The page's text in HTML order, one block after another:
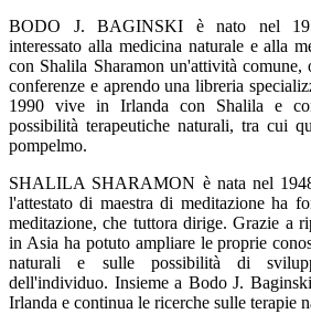
BODO J. BAGINSKI è nato nel
interessato alla medicina naturale e alla
con Shalila Sharamon un'attività
conferenze e aprendo una libreria
1990 vive in Irlanda con Shalila e
possibilità terapeutiche naturali, tra cui
pompelmo.
SHALILA SHARAMON è nata nel
l'attestato di maestra di meditazione ha
meditazione, che tuttora dirige. Grazie a
in Asia ha potuto ampliare le proprie
naturali e sulle possibilità di
dell'individuo. Insieme a Bodo J.
Irlanda e continua le ricerche sulle terapie